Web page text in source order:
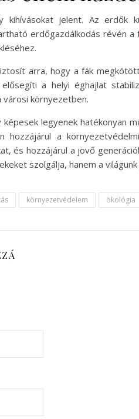
jelent. Az erdők
erdőgazdálkodás révén
arra, hogy a fák
a helyi éghajlat
környezetben.
legyenek hatékonyan
a
és hozzájárul a jövő
szolgálja, hanem a
környezetvédelem ökológia